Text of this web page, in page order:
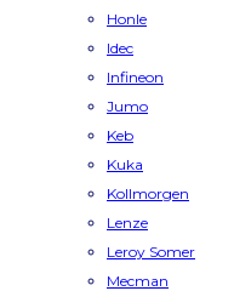
Honle
Idec
Infineon
Jumo
Keb
Kuka
Kollmorgen
Lenze
Leroy Somer
Mecman